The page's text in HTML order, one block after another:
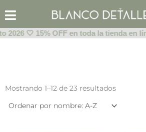
al
contenido
🤍 15% OFF en toda la tienda
Mostrando 1–12 de 23 resultados